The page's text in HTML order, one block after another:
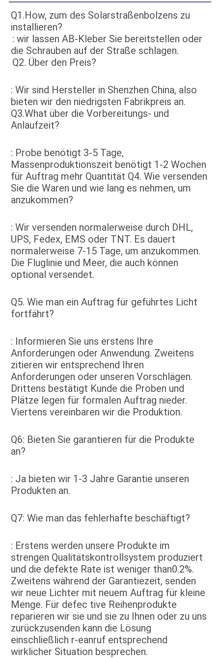
Q1.How, zum des Solarstraßenbolzens zu
installieren?
: wir lassen AB-Kleber Sie bereitstellen oder
die Schrauben auf der Straße schlagen.
Q2. Über den Preis?
: Wir sind Hersteller in Shenzhen China, also
bieten wir den niedrigsten Fabrikpreis an.
Q3.What über die Vorbereitungs- und
Anlaufzeit?
: Probe benötigt 3-5 Tage,
Massenproduktionszeit benötigt 1-2 Wochen
für Auftrag mehr Quantität Q4. Wie versenden
Sie die Waren und wie lang es nehmen, um
anzukommen?
: Wir versenden normalerweise durch DHL,
UPS, Fedex, EMS oder TNT. Es dauert
normalerweise 7-15 Tage, um anzukommen.
Die Fluglinie und Meer, die auch können
optional versendet.
Q5. Wie man ein Auftrag für geführtes Licht
fortfährt?
: Informieren Sie uns erstens Ihre
Anforderungen oder Anwendung. Zweitens
zitieren wir entsprechend Ihren
Anforderungen oder unseren Vorschlägen.
Drittens bestätigt Kunde die Proben und
Plätze legen für formalen Auftrag nieder.
Viertens vereinbaren wir die Produktion.
Q6: Bieten Sie garantieren für die Produkte
an?
: Ja bieten wir 1-3 Jahre Garantie unseren
Produkten an.
Q7: Wie man das fehlerhafte beschäftigt?
: Erstens werden unsere Produkte im
strengen Qualitätskontrollsystem produziert
und die defekte Rate ist weniger than0.2%.
Zweitens während der Garantiezeit, senden
wir neue Lichter mit neuem Auftrag für kleine
Menge. Für defec tive Reihenprodukte
reparieren wir sie und sie zu Ihnen oder zu uns
zurückzusenden kann die Lösung
einschließlich r-eanruf entsprechend
wirklicher Situation besprechen.